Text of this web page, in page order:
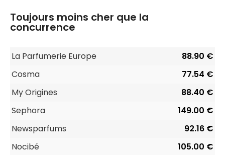
Toujours moins cher que la
concurrence
La Parfumerie Europe
88.90 €
Cosma
77.54 €
My Origines
88.40 €
Sephora
149.00 €
Newsparfums
92.16 €
Nocibé
105.00 €